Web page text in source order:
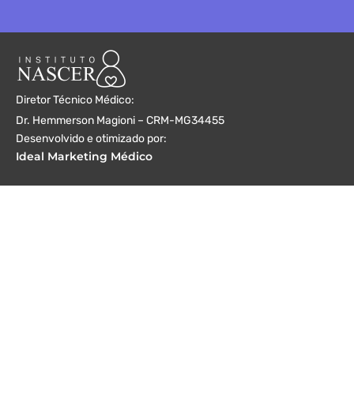
Diretor Técnico Médico:
Dr. Hemmerson Magioni – CRM-MG34455
Desenvolvido e otimizado por:
Ideal Marketing Médico